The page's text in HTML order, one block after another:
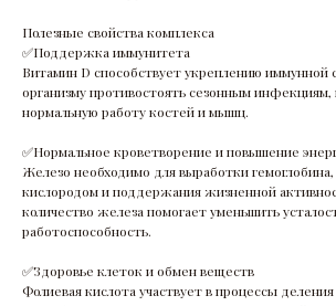
Полезные свойства комплекса
✅Поддержка иммунитета
Витамин D способствует укреплению иммунной
организму противостоять сезонным
нормальную работу костей и мышц.
✅Нормальное кроветворение и повышение
Железо необходимо для выработки
кислородом и поддержания жизненной
количество железа помогает уменьшить
работоспособность.
✅Здоровье клеток и обмен веществ
Фолиевая кислота участвует в процессы